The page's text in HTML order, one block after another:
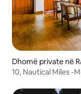
Dhomë private në
10, Nautical Miles -